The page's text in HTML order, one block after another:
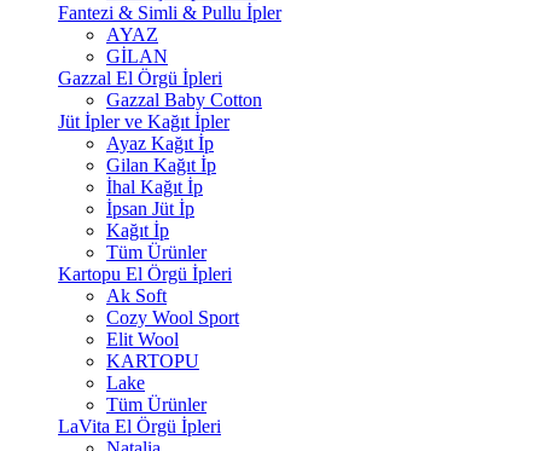
Fantezi & Simli & Pullu İpler
AYAZ
GİLAN
Gazzal El Örgü İpleri
Gazzal Baby Cotton
Jüt İpler ve Kağıt İpler
Ayaz Kağıt İp
Gilan Kağıt İp
İhal Kağıt İp
İpsan Jüt İp
Kağıt İp
Tüm Ürünler
Kartopu El Örgü İpleri
Ak Soft
Cozy Wool Sport
Elit Wool
KARTOPU
Lake
Tüm Ürünler
LaVita El Örgü İpleri